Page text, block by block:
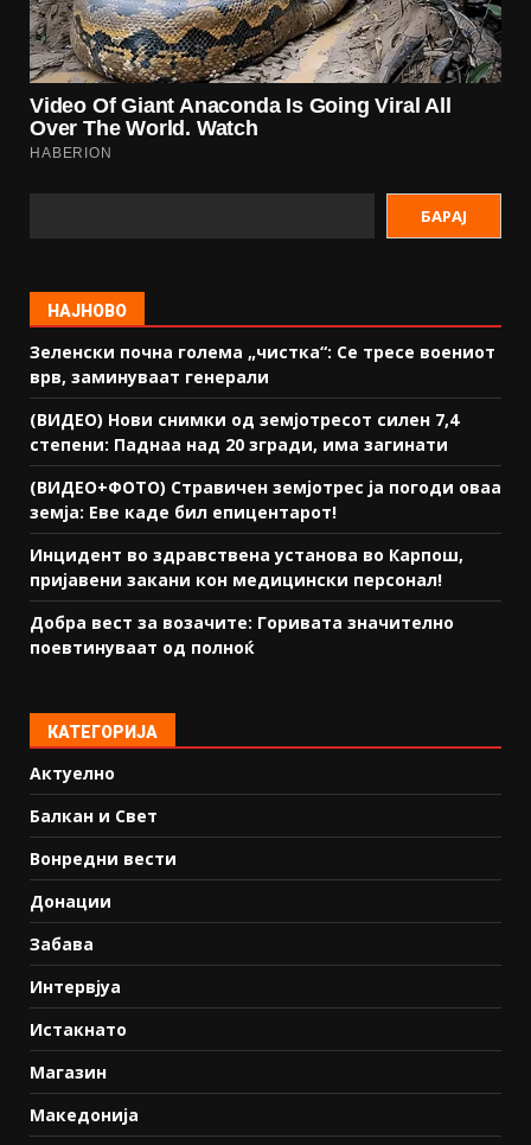
БАРАЈ
НАЈНОВО
Зеленски почна голема „чистка“: Се тресе воениот
врв, заминуваат генерали
(ВИДЕО) Нови снимки од земјотресот силен 7,4
степени: Паднаа над 20 згради, има загинати
(ВИДЕО+ФОТО) Стравичен земјотрес ја погоди оваа
земја: Еве каде бил епицентарот!
Инцидент во здравствена установа во Карпош,
пријавени закани кон медицински персонал!
Добра вест за возачите: Горивата значително
поевтинуваат од полноќ
КАТЕГОРИЈА
Актуелно
Балкан и Свет
Вонредни вести
Донации
Забава
Интервјуа
Истакнато
Магазин
Македонија